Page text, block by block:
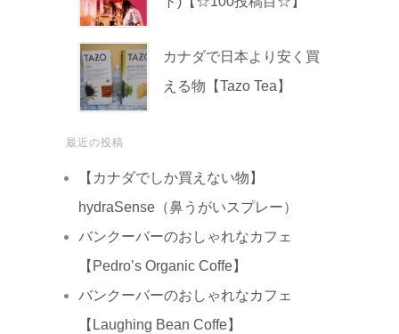
カナダで日本より安く買
える物【Tazo Tea】
最近の投稿
【カナダでしか買えない物】
hydraSense（鼻うがいスプレー）
バンクーバーのおしゃれなカフェ
【Pedro’s Organic Coffe】
バンクーバーのおしゃれなカフェ
【Laughing Bean Coffe】